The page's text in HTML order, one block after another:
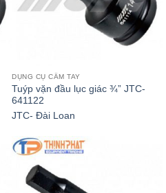
DỤNG CỤ CẦM TAY
Tuýp vặn đầu lục giác ¾” JTC-
641122
JTC- Đài Loan